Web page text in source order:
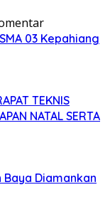
03 Kepahiang
TEKNIS
NATAL SERTA
Baya Diamankan